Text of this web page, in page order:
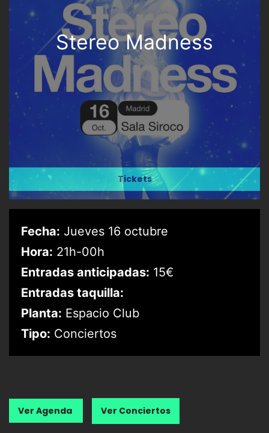
Stereo Madness
Tickets
Fecha: Jueves 16 octubre
Hora: 21h-00h
Entradas anticipadas: 15€
Entradas taquilla:
Planta: Espacio Club
Tipo: Conciertos
Ver Agenda Ver Conciertos